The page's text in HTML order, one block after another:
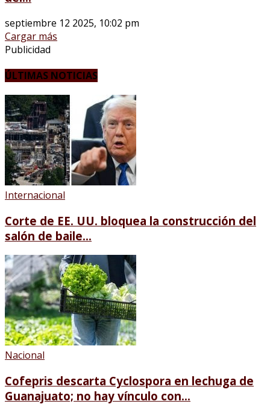
septiembre 12 2025, 10:02 pm
Cargar más
Publicidad
ÚLTIMAS NOTICIAS
Internacional
Corte de EE. UU. bloquea la construcción del
salón de baile...
Nacional
Cofepris descarta Cyclospora en lechuga de
Guanajuato; no hay vínculo con...